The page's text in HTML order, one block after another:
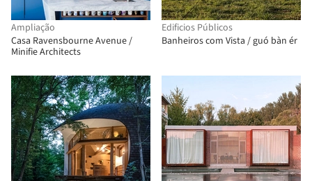
Ampliação
Casa Ravensbourne Avenue /
Minifie Architects
Edificios Públicos
Banheiros com Vista / guó bàn ér